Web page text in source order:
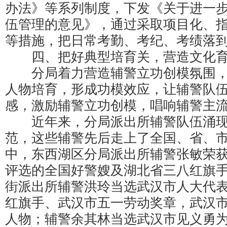
办法》等系列制度，下发《关于进一
伍管理的意见》，通过采取项目化、
等措施，把日常考勤、考纪、考绩落
四、把好典型培育关，营造文化
分局着力营造辅警立功创模氛围
人物培育，形成功模效应，让辅警队
感，激励辅警立功创模，唱响辅警主
近年来，分局派出所辅警队伍涌
范，这些辅警先后走上了全国、省、
中，东西湖区分局派出所辅警张敏荣
评选的全国好警嫂及湖北省三八红旗
街派出所辅警洪玲当选武汉市人大代
红旗手、武汉市五一劳动奖章，武汉
人物；辅警余其林当选武汉市见义勇